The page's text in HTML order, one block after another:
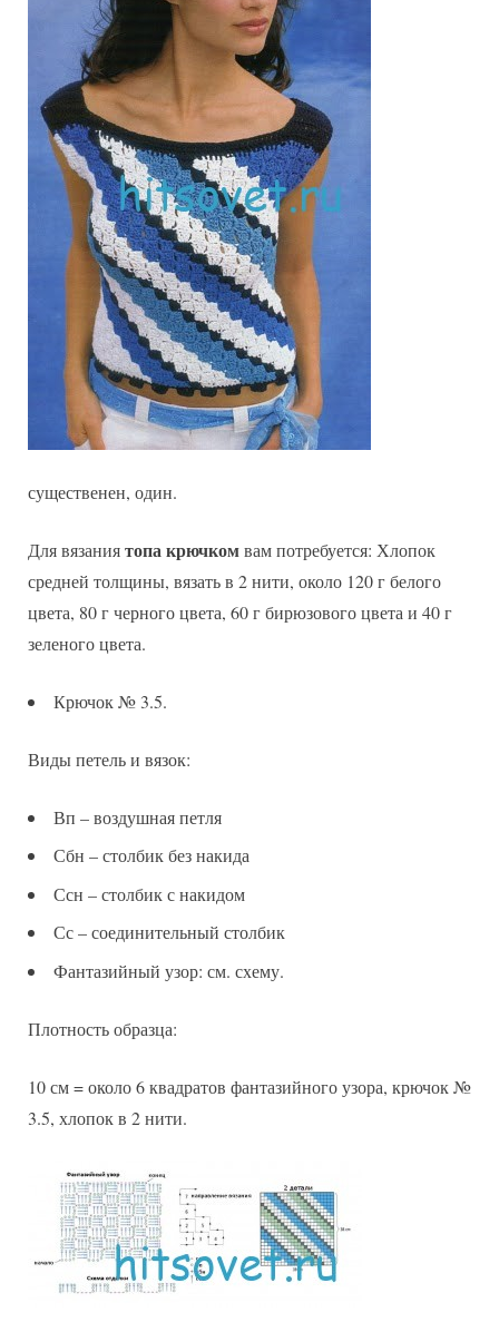
существенен, один.
Для вязаниятопа крючкомвам потребуется: Хлопок
средней толщины, вязать в 2 нити, около 120 г белого
цвета, 80 г черного цвета, 60 г бирюзового цвета и 40 г
зеленого цвета.
Крючок № 3.5.
Виды петель и вязок:
Вп – воздушная петля
Сбн – столбик без накида
Ссн – столбик с накидом
Сс – соединительный столбик
Фантазийный узор: см. схему.
Плотность образца:
10 см = около 6 квадратов фантазийного узора, крючок №
3.5, хлопок в 2 нити.